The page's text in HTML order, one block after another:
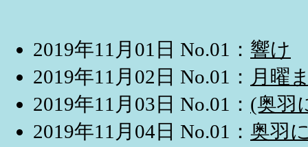
2019年11月01日 No.01： 響け
2019年11月02日 No.01： 月曜
2019年11月03日 No.01： (奥羽
2019年11月04日 No.01： 奥羽